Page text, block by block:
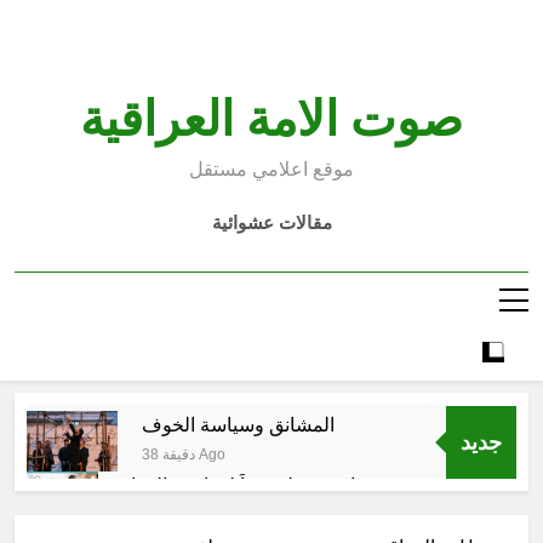
صوت الامة العراقية
موقع اعلامي مستقل
مقالات عشوائية
جديد
المشانق وسياسة الخوف
38 دقيقة Ago
صحتنا في خطر: معاً لمواجهة المواد
3 ساعات Ago